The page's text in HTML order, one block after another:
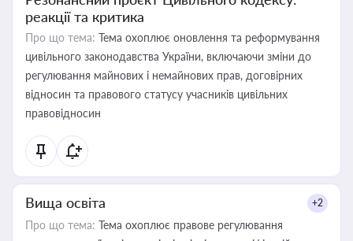
реакції та критика
Про що тема: Тема охоплює оновлення та реформування
цивільного законодавства України, включаючи зміни до
регулювання майнових і немайнових прав, договірних
відносин та правового статусу учасників цивільних
правовідносин
Вища освіта +2
Про що тема: Тема охоплює правове регулювання